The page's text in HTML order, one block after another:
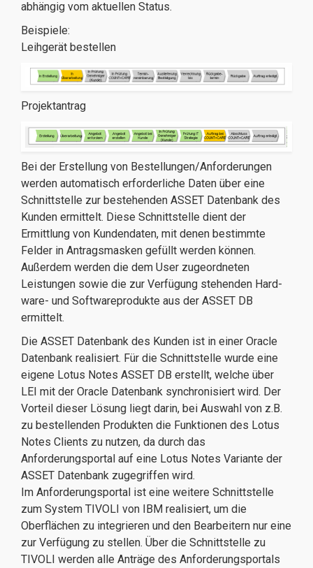
abhängig vom aktuellen Status.
Beispiele:
Leihgerät bestellen
Projektantrag
Bei der Erstellung von Bestellungen/Anforderungen
werden automatisch erforderliche Daten über eine
Schnittstelle zur bestehenden ASSET Datenbank des
Kunden ermittelt. Diese Schnittstelle dient der
Ermittlung von Kundendaten, mit denen bestimmte
Felder in Antragsmasken gefüllt werden können.
Außerdem werden die dem User zugeordneten
Leistungen sowie die zur Verfügung stehenden Hard-
ware- und Softwareprodukte aus der ASSET DB
ermittelt.
Die ASSET Datenbank des Kunden ist in einer Oracle
Datenbank realisiert. Für die Schnittstelle wurde eine
eigene Lotus Notes ASSET DB erstellt, welche über
LEI mit der Oracle Datenbank synchronisiert wird. Der
Vorteil dieser Lösung liegt darin, bei Auswahl von z.B.
zu bestellenden Produkten die Funktionen des Lotus
Notes Clients zu nutzen, da durch das
Anforderungsportal auf eine Lotus Notes Variante der
ASSET Datenbank zugegriffen wird.
Im Anforderungsportal ist eine weitere Schnittstelle
zum System TIVOLI von IBM realisiert, um die
Oberflächen zu integrieren und den Bearbeitern nur eine
zur Verfügung zu stellen. Über die Schnittstelle zu
TIVOLI werden alle Anträge des Anforderungsportals